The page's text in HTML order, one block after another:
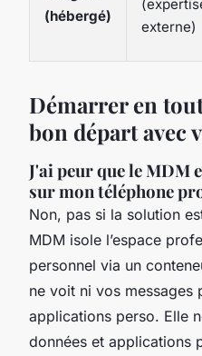
(hébergé)
externe)
Démarrer en
bon départ avec
J'ai peur que le MDM
sur mon téléphone
Non, pas si la solution
MDM isole l’espace
personnel via un
ne voit ni vos
applications perso. Elle
données et applications